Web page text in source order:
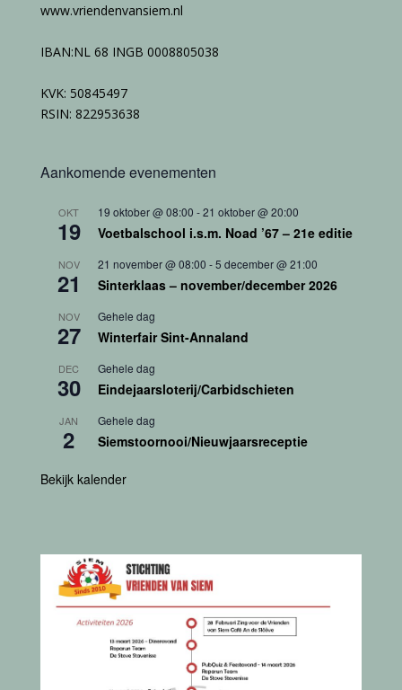
www.vriendenvansiem.nl
IBAN:NL 68 INGB 0008805038
KVK: 50845497
RSIN: 822953638
Aankomende evenementen
OKT
19
19 oktober @ 08:00 -21 oktober @ 20:00
Voetbalschool i.s.m. Noad ’67 – 21e editie
NOV
21
21 november @ 08:00 -5 december @ 21:00
Sinterklaas – november/december 2026
NOV
27
Gehele dag
Winterfair Sint-Annaland
DEC
30
Gehele dag
Eindejaarsloterij/Carbidschieten
JAN
2
Gehele dag
Siemstoornooi/Nieuwjaarsreceptie
Bekijk kalender